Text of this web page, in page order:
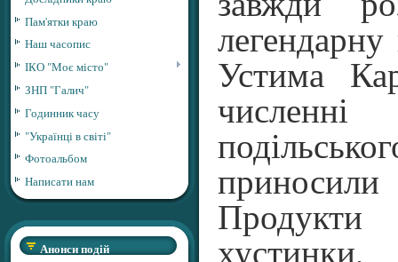
Пам'ятки краю
Наш часопис
ІКО "Моє місто"
ЗНП "Галич"
Годинник часу
"Українці в світі"
Фотоальбом
Написати нам
Анонси подій
легендарну
Устима
численні